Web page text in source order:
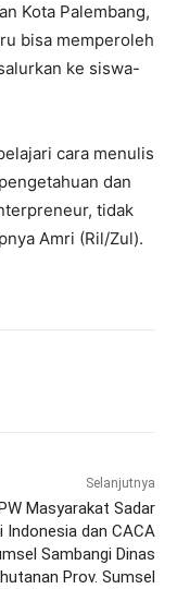
Kota Palembang,
bisa memperoleh
ke siswa-
cara menulis
dan
tidak
Amri (Ril/Zul).
Selanjutnya
Masyarakat Sadar
Indonesia dan CACA
Sambangi Dinas
Prov. Sumsel